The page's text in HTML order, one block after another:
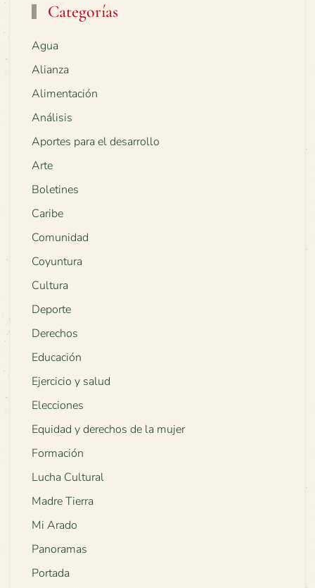
Categorías
Agua
Alianza
Alimentación
Análisis
Aportes para el desarrollo
Arte
Boletines
Caribe
Comunidad
Coyuntura
Cultura
Deporte
Derechos
Educación
Ejercicio y salud
Elecciones
Equidad y derechos de la mujer
Formación
Lucha Cultural
Madre Tierra
Mi Arado
Panoramas
Portada